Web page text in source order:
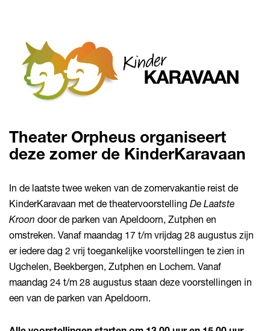
Theater Orpheus organiseert
deze zomer de KinderKaravaan
In de laatste twee weken van de zomervakantie reist de
KinderKaravaan met de theatervoorstelling De Laatste
Kroon door de parken van Apeldoorn, Zutphen en
omstreken. Vanaf maandag 17 t/m vrijdag 28 augustus zijn
er iedere dag 2 vrij toegankelijke voorstellingen te zien in
Ugchelen, Beekbergen, Zutphen en Lochem. Vanaf
maandag 24 t/m 28 augustus staan deze voorstellingen in
een van de parken van Apeldoorn.